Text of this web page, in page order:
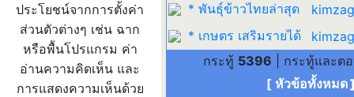
ประโยชน์จากการตั้งค่า
ส่วนตัวต่างๆ เช่น ฉาก
หรือพื้นโปรแกรม ค่า
อ่านความคิดเห็น และ
การแสดงความเห็นด้วย
* พันธุ์ข้าวไทยล่าสุด
* เกษตร เสริมรายได้
กระทู้ 5396 | กระทู้และต
[ หัวข้อทั้งหมด